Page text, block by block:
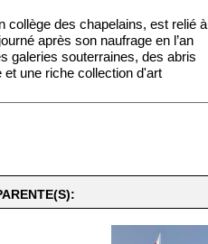
collège des chapelains, est relié à
après son naufrage en l’an
galeries souterraines, des abris
une riche collection d'art